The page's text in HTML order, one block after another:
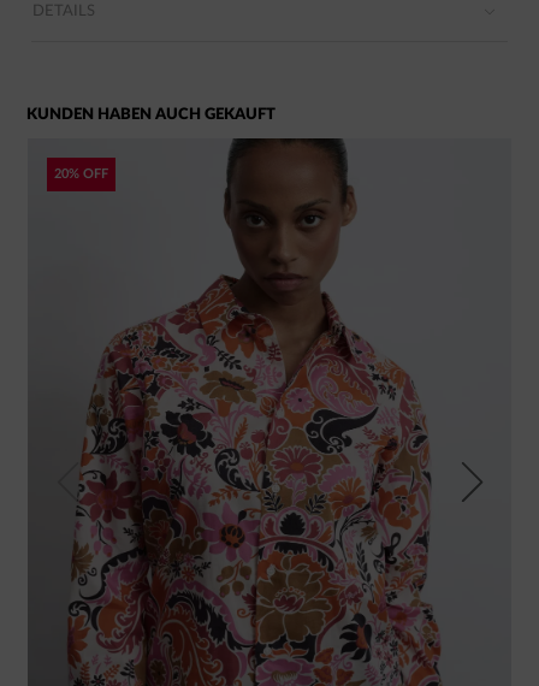
DETAILS
KUNDEN HABEN AUCH GEKAUFT
Previous
20% OFF
Next